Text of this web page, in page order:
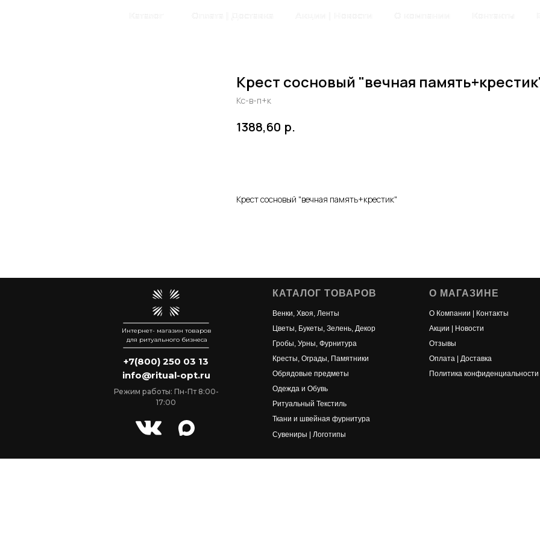
Крест сосновый "вечная
Кc-в-п+к
1388,60 р.
Крест сосновый "вечная память+крестик"
КАТАЛОГ ТОВАРОВ О МАГАЗИНЕ
Режим работы: Пн-Пт 8:00-
17:00
Венки, Хвоя, Ленты
Цветы, Букеты, Зелень, Декор
Гробы, Урны, Фурнитура
Кресты, Ограды, Памятники
Обрядовые предметы
Одежда и Обувь
Ритуальный Текстиль
Ткани и швейная фурнитура
Сувениры | Логотипы
О Компании | Контакты
Политика конфиденциальности
Акции | Новости
Отзывы
Оплата | Доставка
Интернет- магазин товаров
для ритуального бизнеса
+7(800) 250 03 13
info@ritual-opt.ru